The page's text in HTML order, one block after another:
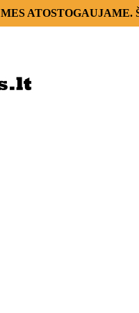
MES ATOSTOGAUJAME.